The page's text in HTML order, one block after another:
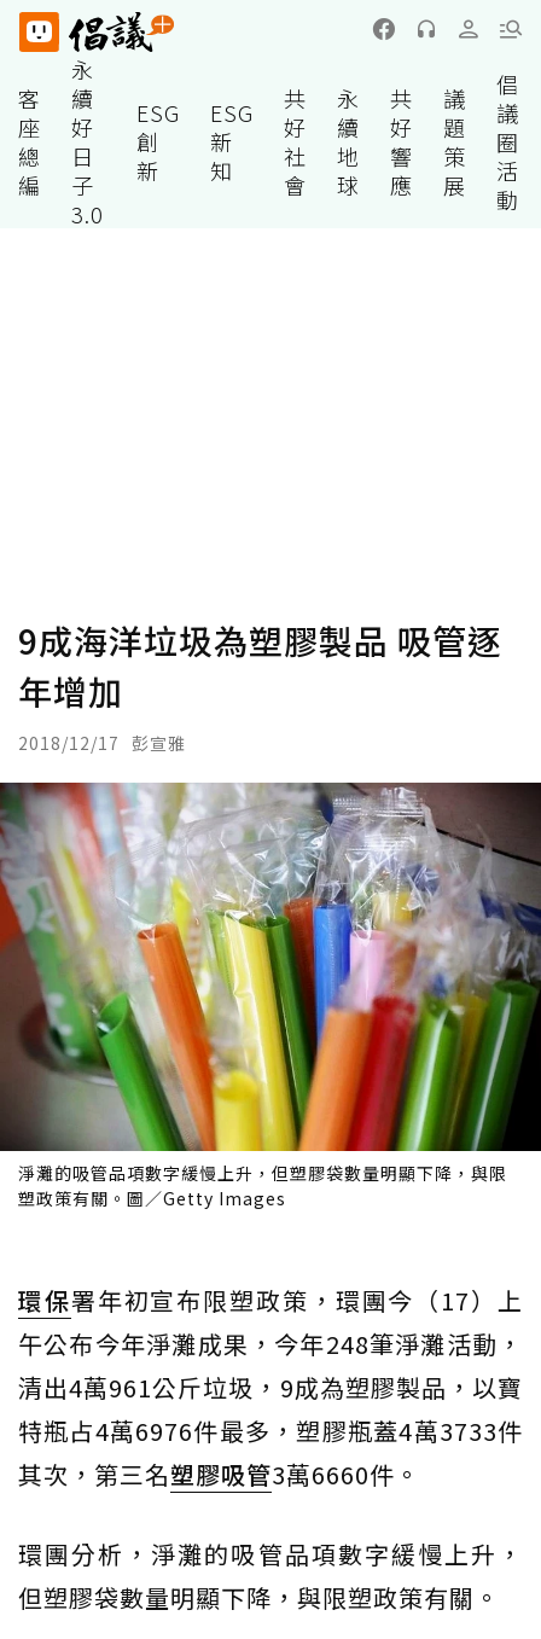
客
座
總
編
永
續
好
日
子
3.0
ESG
創
新
ESG
新
知
共
好
社
會
永
續
地
球
共
好
響
應
議
題
策
展
倡
議
圈
活
動
9成海洋垃圾為塑膠製品 吸管逐
年增加
2018/12/17 彭宣雅
淨灘的吸管品項數字緩慢上升，但塑膠袋數量明顯下降，與限
塑政策有關。圖／Getty Images
環保署年初宣布限塑政策，環團今（17）上
午公布今年淨灘成果，今年248筆淨灘活動，
清出4萬961公斤垃圾，9成為塑膠製品，以寶
特瓶占4萬6976件最多，塑膠瓶蓋4萬3733件
其次，第三名塑膠吸管3萬6660件。
環團分析，淨灘的吸管品項數字緩慢上升，
但塑膠袋數量明顯下降，與限塑政策有關。